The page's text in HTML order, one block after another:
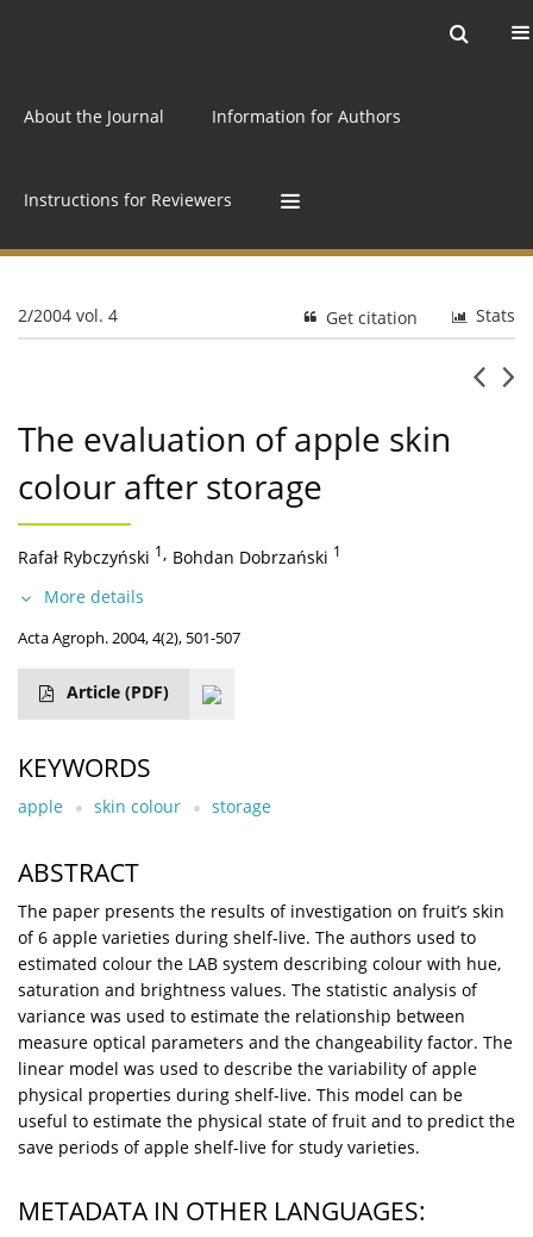
About the Journal Information for Authors
Instructions for Reviewers
2/2004 vol. 4 Stats
Get citation
The evaluation of apple skin
colour after storage
Rafał Rybczyński 1, Bohdan Dobrzański 1
More details
Acta Agroph. 2004, 4(2), 501-507
Article (PDF)
KEYWORDS
apple skin colour storage
ABSTRACT
The paper presents the results of investigation on fruit’s skin
of 6 apple varieties during shelf-live. The authors used to
estimated colour the LAB system describing colour with hue,
saturation and brightness values. The statistic analysis of
variance was used to estimate the relationship between
measure optical parameters and the changeability factor. The
linear model was used to describe the variability of apple
physical properties during shelf-live. This model can be
useful to estimate the physical state of fruit and to predict the
save periods of apple shelf-live for study varieties.
METADATA IN OTHER LANGUAGES: